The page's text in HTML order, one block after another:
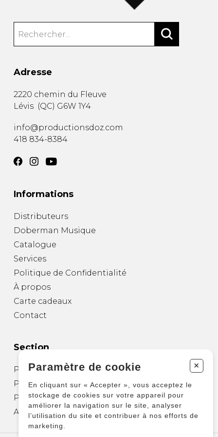
Adresse
2220 chemin du Fleuve
Lévis (QC) G6W 1Y4
info@productionsdoz.com
418 834-8384
Informations
Distributeurs
Doberman Musique
Catalogue
Services
Politique de Confidentialité
À propos
Carte cadeaux
Contact
Section
Partitions pour guitare
Partitions pour autres instruments
Partitions pour ensembles
Autres produits
Paramètre de cookie +
En cliquant sur « Accepter », vous acceptez le
stockage de cookies sur votre appareil pour
améliorer la navigation sur le site, analyser
l’utilisation du site et contribuer à nos efforts de
marketing.